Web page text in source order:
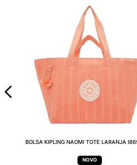
BOLSA KIPLING NAOMI TOTE LARANJA